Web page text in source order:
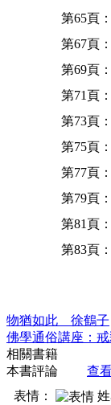
第65頁：
第67頁：
第69頁：
第71頁：
第73頁：
第75頁：
第77頁：
第79頁：
第81頁：
第83頁：
物猶如此 徐鶴子
佛學通俗講座：
相關書籍
本書評論
查
表情：